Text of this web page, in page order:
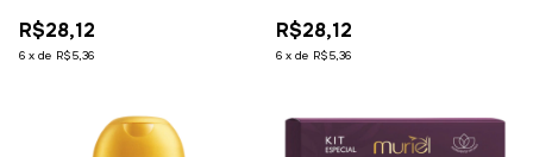
R$28,12
6 x de R$5,36
R$28,12
6 x de R$5,36